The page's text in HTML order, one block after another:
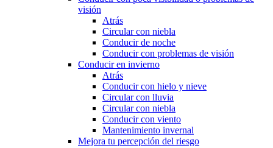
visión
Atrás
Circular con niebla
Conducir de noche
Conducir con problemas de visión
Conducir en invierno
Atrás
Conducir con hielo y nieve
Circular con lluvia
Circular con niebla
Conducir con viento
Mantenimiento invernal
Mejora tu percepción del riesgo